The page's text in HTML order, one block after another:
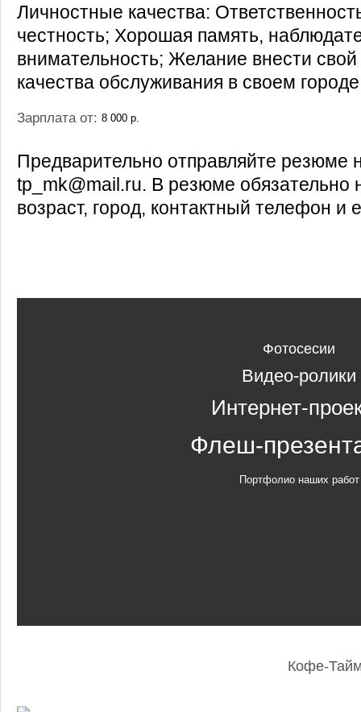
Личностные качества:
честность; Хорошая память,
внимательность; Желание внести
качества обслуживания в своем
Зарплата от: 8 000 р.
Предварительно отправляйте резюме
tp_mk@mail.ru. В резюме обязательно
возраст, город, контактный телефон и
Фотосесии
Видео-ролики
Интернет-
Флеш-
Портфолио наших работ
Кофе-